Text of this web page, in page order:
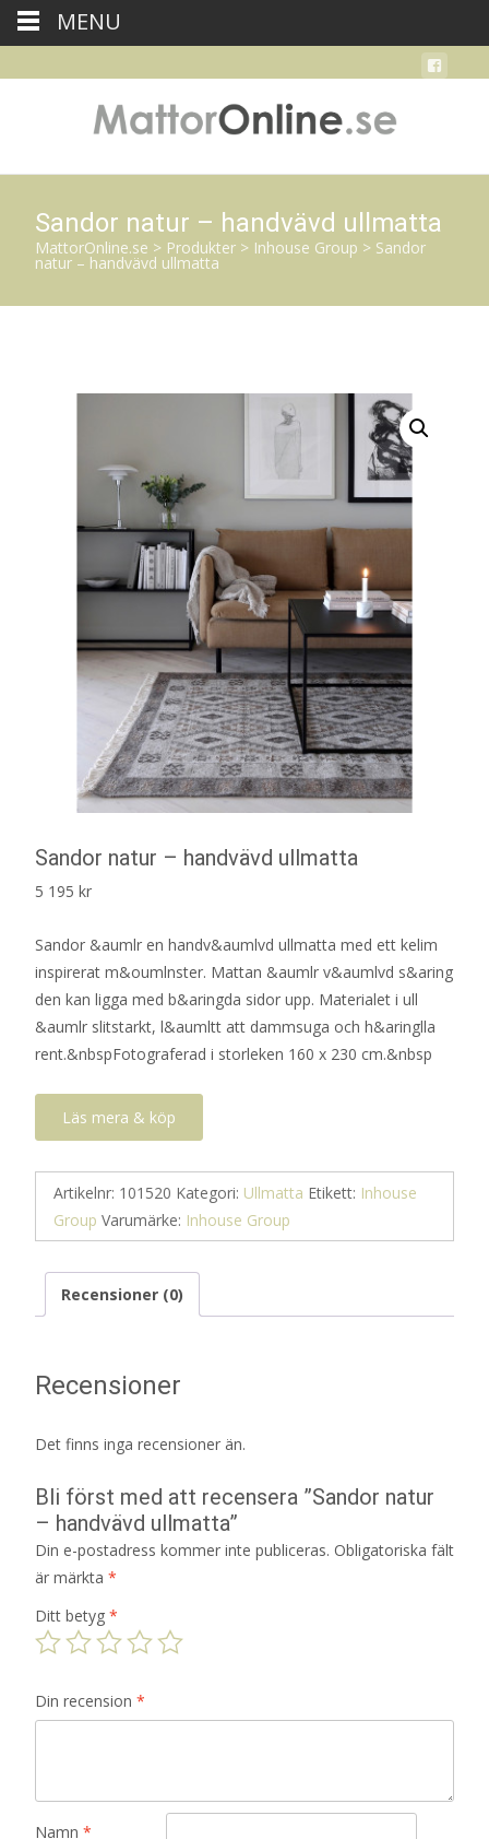
Sandor natur – handvävd ullmatta
MattorOnline.se > Produkter > Inhouse Group > Sandor
natur – handvävd ullmatta
Sandor natur – handvävd ullmatta
5 195 kr
Sandor &aumlr en handv&aumlvd ullmatta med ett kelim
inspirerat m&oumlnster. Mattan &aumlr v&aumlvd s&aring
den kan ligga med b&aringda sidor upp. Materialet i ull
&aumlr slitstarkt, l&aumltt att dammsuga och h&aringlla
rent.&nbspFotograferad i storleken 160 x 230 cm.&nbsp
Läs mera & köp
Artikelnr: 101520 Kategori: Ullmatta Etikett: Inhouse
Group Varumärke: Inhouse Group
Recensioner (0)
Recensioner
Det finns inga recensioner än.
Bli först med att recensera ”Sandor natur
– handvävd ullmatta”
Din e-postadress kommer inte publiceras. Obligatoriska fält
är märkta *
Ditt betyg *
Din recension *
Namn *
MENU